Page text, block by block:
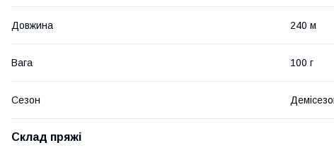
Довжина 240 м
Вага 100 г
Сезон
Склад пряжі